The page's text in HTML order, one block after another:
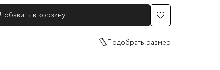
в корзину
Подобрать размер